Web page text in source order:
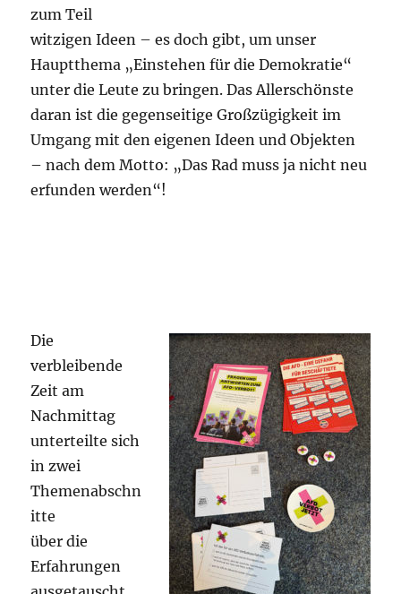
zum Teil
witzigen Ideen – es doch gibt, um unser
Hauptthema „Einstehen für die Demokratie“
unter die Leute zu bringen. Das Allerschönste
daran ist die gegenseitige Großzügigkeit im
Umgang mit den eigenen Ideen und Objekten
– nach dem Motto: „Das Rad muss ja nicht neu
erfunden werden“!
Die
verbleibende
Zeit am
Nachmittag
unterteilte sich
in zwei
Themenabschn
itte
über die
Erfahrungen